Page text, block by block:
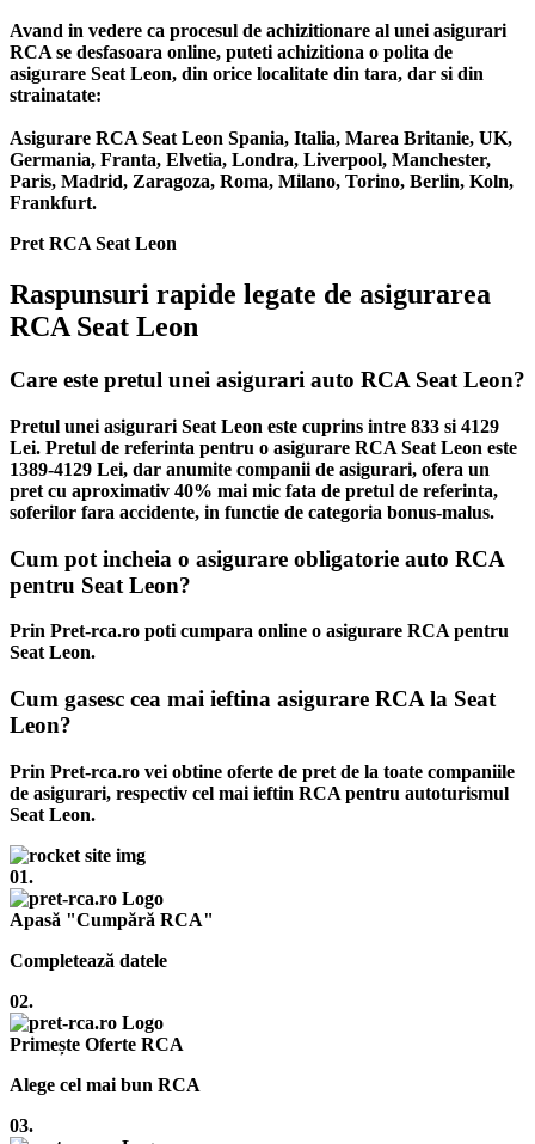
Avand in vedere ca procesul de achizitionare al unei asigurari
RCA se desfasoara online, puteti achizitiona o polita de
asigurare Seat Leon, din orice localitate din tara, dar si din
strainatate:
Asigurare RCA Seat Leon Spania, Italia, Marea Britanie, UK,
Germania, Franta, Elvetia, Londra, Liverpool, Manchester,
Paris, Madrid, Zaragoza, Roma, Milano, Torino, Berlin, Koln,
Frankfurt.
Pret RCA Seat Leon
Raspunsuri rapide legate de asigurarea
RCA Seat Leon
Care este pretul unei asigurari auto RCA Seat Leon?
Pretul unei asigurari Seat Leon este cuprins intre 833 si 4129
Lei. Pretul de referinta pentru o asigurare RCA Seat Leon este
1389-4129 Lei, dar anumite companii de asigurari, ofera un
pret cu aproximativ 40% mai mic fata de pretul de referinta,
soferilor fara accidente, in functie de categoria bonus-malus.
Cum pot incheia o asigurare obligatorie auto RCA
pentru Seat Leon?
Prin Pret-rca.ro poti cumpara online o asigurare RCA pentru
Seat Leon.
Cum gasesc cea mai ieftina asigurare RCA la Seat
Leon?
Prin Pret-rca.ro vei obtine oferte de pret de la toate companiile
de asigurari, respectiv cel mai ieftin RCA pentru autoturismul
Seat Leon.
01.
Apasă "Cumpără RCA"
Completează datele
02.
Primește Oferte RCA
Alege cel mai bun RCA
03.